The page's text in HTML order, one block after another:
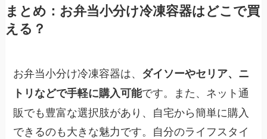
まとめ：お弁当小分け冷凍容器はどこで買
える？
お弁当小分け冷凍容器は、 ダイソーやセリア、ニ
トリなどで手軽に購入可能です。また、ネット通
販でも豊富な選択肢があり、自宅から簡単に購入
できるのも大きな魅力です。自分のライフスタイ